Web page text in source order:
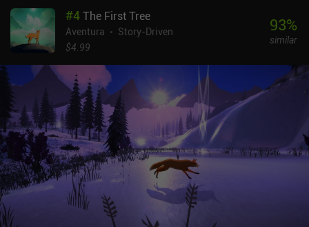
#4The First Tree
Aventura
Story-Driven
$4.99
93%
similar